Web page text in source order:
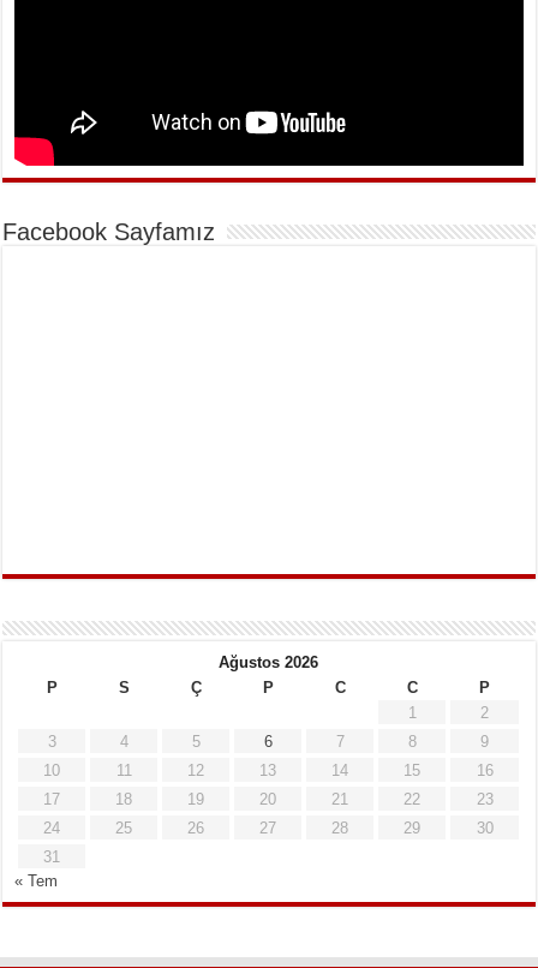
Facebook Sayfamız
Ağustos 2026
P
S Ç P C C
P
1
2
3
4 5 6 7 8
9
10
11 12 13 14 15
16
17
18 19 20 21 22
23
24
25 26 27 28 29
30
31
« Tem